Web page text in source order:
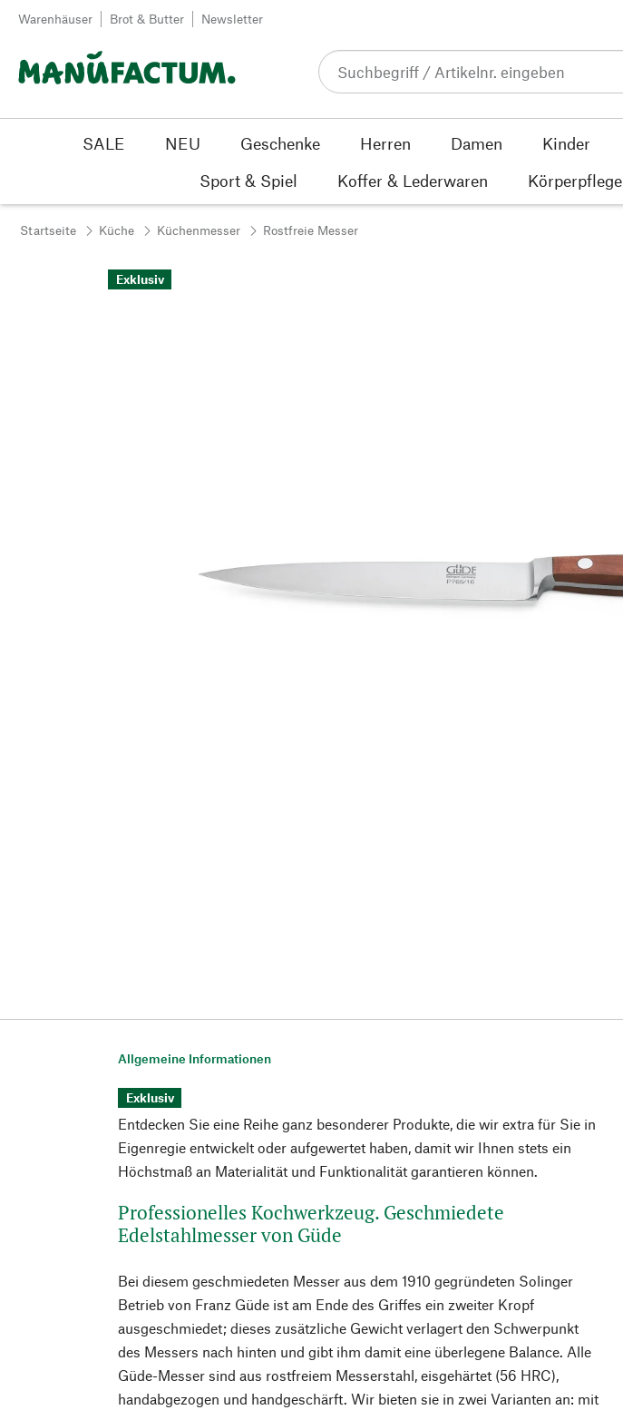
Zum Inhalt springen
Warenhäuser Brot & Butter Newsletter
SALE NEU Geschenke Herren Damen Kinder
Sport & Spiel
Koffer & Lederwaren Körperpflege
Startseite Küche Küchenmesser Rostfreie Messer
Exklusiv
Allgemeine Informationen
Exklusiv
Entdecken Sie eine Reihe ganz besonderer Produkte, die wir extra für Sie in
Eigenregie entwickelt oder aufgewertet haben, damit wir Ihnen stets ein
Höchstmaß an Materialität und Funktionalität garantieren können.
Professionelles Kochwerkzeug. Geschmiedete
Edelstahlmesser von Güde
Bei diesem geschmiedeten Messer aus dem 1910 gegründeten Solinger
Betrieb von Franz Güde ist am Ende des Griffes ein zweiter Kropf
ausgeschmiedet; dieses zusätzliche Gewicht verlagert den Schwerpunkt
des Messers nach hinten und gibt ihm damit eine überlegene Balance. Alle
Güde-Messer sind aus rostfreiem Messerstahl, eisgehärtet (56 HRC),
handabgezogen und handgeschärft. Wir bieten sie in zwei Varianten an: mit